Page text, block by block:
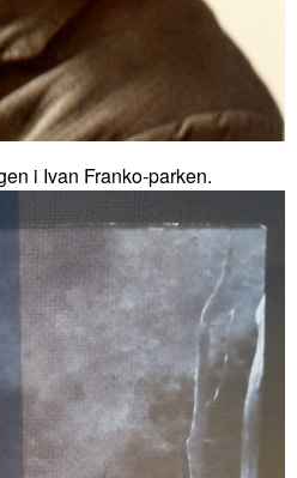
i Ivan Franko-parken.